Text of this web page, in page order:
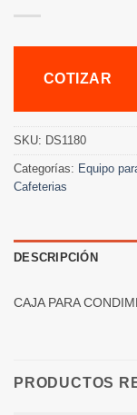
COTIZAR
SKU: DS1180
Categorías: Equipo
Cafeterias
DESCRIPCIÓN
CAJA PARA
PRODUCTOS